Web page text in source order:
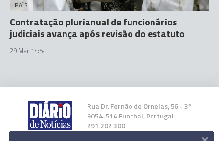
PAÍS
Contratação plurianual de funcionários
judiciais avança após revisão do estatuto
29 Mar 14:54
Rua Dr. Fernão de Ornelas, 56 - 3º
9054-514 Funchal, Portugal
291 202 300